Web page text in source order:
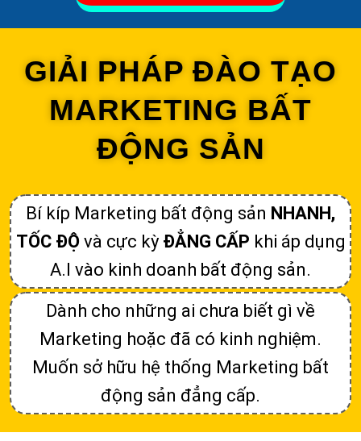
GIẢI PHÁP ĐÀO TẠO
MARKETING BẤT
ĐỘNG SẢN
Bí kíp Marketing bất động sản NHANH,
TỐC ĐỘ và cực kỳ ĐẲNG CẤP khi áp dụng
A.I vào kinh doanh bất động sản.
Dành cho những ai chưa biết gì về
Marketing hoặc đã có kinh nghiệm.
Muốn sở hữu hệ thống Marketing bất
động sản đẳng cấp.